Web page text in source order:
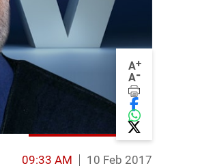
A+
A-
10 Feb 2017
09:33 AM